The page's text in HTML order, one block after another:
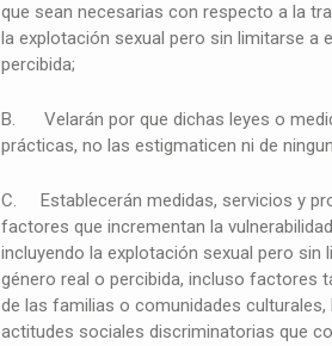
que sean necesarias con respecto a la
la explotación sexual pero sin limitarse a
percibida;
B. Velarán por que dichas leyes o
prácticas, no las estigmaticen ni de
C. Establecerán medidas, servicios y
factores que incrementan la
incluyendo la explotación sexual pero sin
género real o percibida, incluso factores
de las familias o comunidades
actitudes sociales discriminatorias que